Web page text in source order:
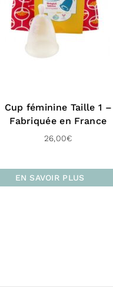
Cup féminine Taille 1 –
Fabriquée en France
26,00€
EN SAVOIR PLUS